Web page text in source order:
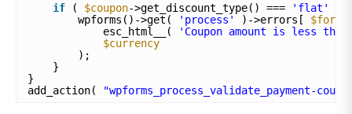
if
( $coupon->get_discount_type() === 'flat'
wpforms()->get(
'process' )->errors[
esc_html__(
'Coupon amount is less
$currency
);
}
}
add_action(
"wpforms_process_validate_payment-